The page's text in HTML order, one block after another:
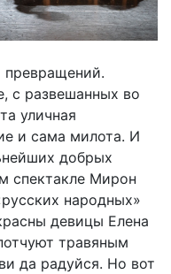
превращений.
с развешанных во
уличная
и сама милота. И
добрых
спектакле Мирон
народных»
девицы Елена
травяным
да радуйся. Но вот